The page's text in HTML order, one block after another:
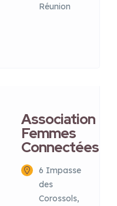
Réunion
Association
Femmes
Connectées
6 Impasse
des
Corossols,